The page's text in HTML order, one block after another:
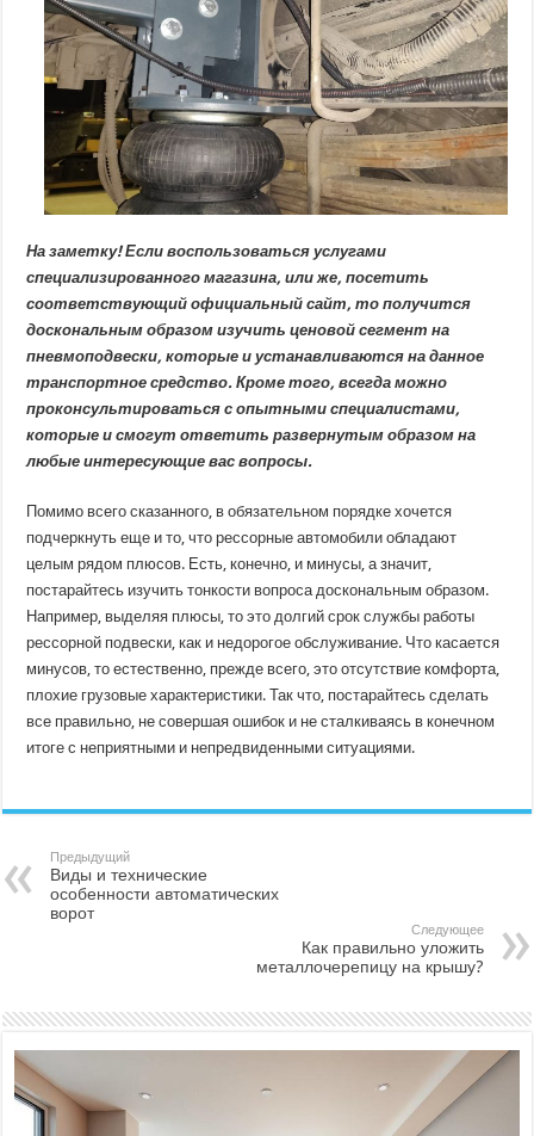
На заметку! Если воспользоваться услугами
специализированного магазина, или же, посетить
соответствующий официальный сайт, то получится
доскональным образом изучить ценовой сегмент на
пневмоподвески, которые и устанавливаются на данное
транспортное средство. Кроме того, всегда можно
проконсультироваться с опытными специалистами,
которые и смогут ответить развернутым образом на
любые интересующие вас вопросы.
Помимо всего сказанного, в обязательном порядке хочется
подчеркнуть еще и то, что рессорные автомобили обладают
целым рядом плюсов. Есть, конечно, и минусы, а значит,
постарайтесь изучить тонкости вопроса доскональным образом.
Например, выделяя плюсы, то это долгий срок службы работы
рессорной подвески, как и недорогое обслуживание. Что касается
минусов, то естественно, прежде всего, это отсутствие комфорта,
плохие грузовые характеристики. Так что, постарайтесь сделать
все правильно, не совершая ошибок и не сталкиваясь в конечном
итоге с неприятными и непредвиденными ситуациями.
Предыдущий
Виды и технические
особенности автоматических
ворот
Следующее
Как правильно уложить
металлочерепицу на крышу?